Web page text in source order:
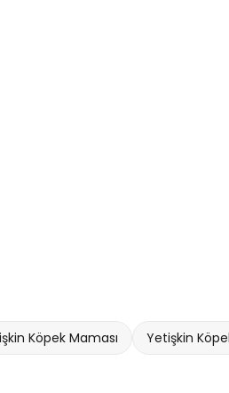
Köpek Maması Yetişkin